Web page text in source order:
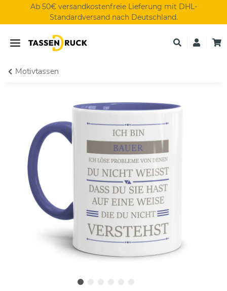
Ab 50€ versandkostenfreie Lieferung mit DHL-
Standardversand nach Deutschland.
Motivtassen